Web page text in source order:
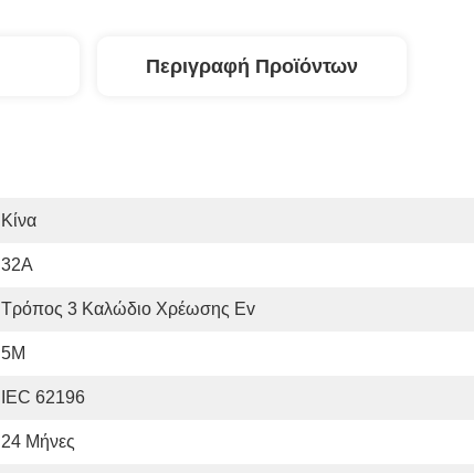
Περιγραφή Προϊόντων
Κίνα
32A
Τρόπος 3 Καλώδιο Χρέωσης Ev
5M
IEC 62196
24 Μήνες